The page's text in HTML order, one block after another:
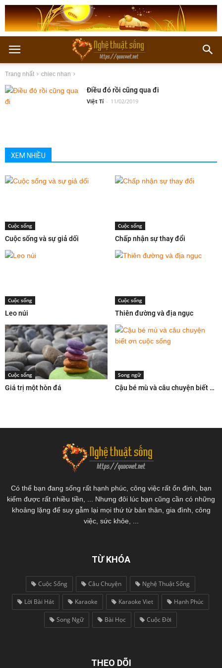
Trang nhất chiec nhan
Điều đó rồi cũng qua đi
Việt Tí - 11/02/2019
XEM NHIỀU
Cuộc sống
Cuộc sống và sự giả dối
Cuộc sống
Chấp nhận sự thay đổi
Cuộc sống
Leo núi
Cuộc sống
Thiên đường và địa ngục
Cuộc sống
Giá trị một hòn đá
Song ngữ
Cậu bé mù và câu chuyện biết ơn cuộc sống
Có thể bạn đang sống rất hạnh phúc, công việc rất ổn định, bạn
kiếm được rất nhiều tiền, ... Nhưng đôi lúc bạn cũng cần có những
khoảng lặng để suy gẫm lại mọi thứ từ bản thân, gia đình, công
việc, sức khỏe, ...
TỪ KHÓA
Cuộc Sống Câu Chuyện Nghệ Thuật Sống
Lời Bài Hát Karaoke Karaoke Viet Hạnh Phúc
Song Ngữ Bài Học Cuộc Đời
THEO DÕI